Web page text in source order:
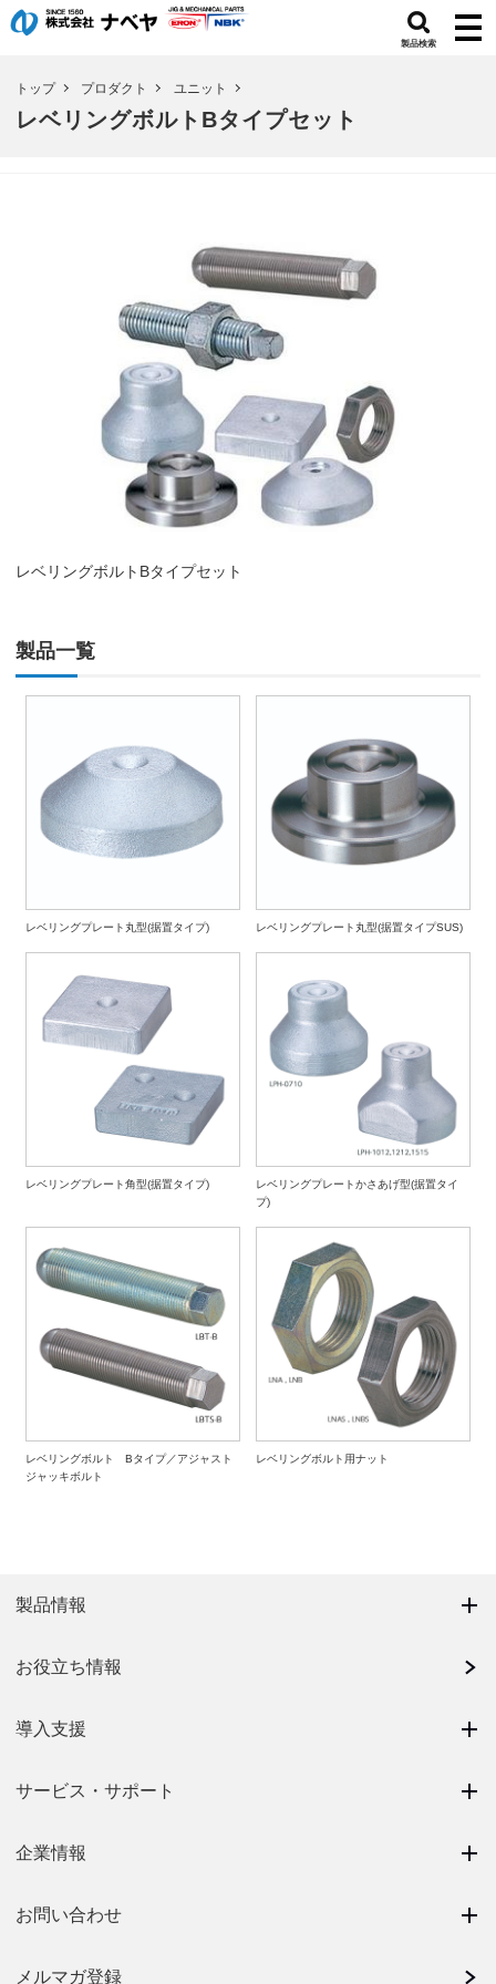
製品検索
トップ プロダクト ユニット
レベリングボルトBタイプセット
レベリングボルトBタイプセット
製品一覧
レベリングプレート丸型(据置タイプ) レベリングプレート丸型(据置タイプSUS)
レベリングプレート角型(据置タイプ)
レベリングプレートかさあげ型(据置タイ
プ)
レベリングボルト Bタイプ／アジャスト
ジャッキボルト
レベリングボルト用ナット
製品情報
お役立ち情報
導入支援
サービス・サポート
企業情報
お問い合わせ
メルマガ登録